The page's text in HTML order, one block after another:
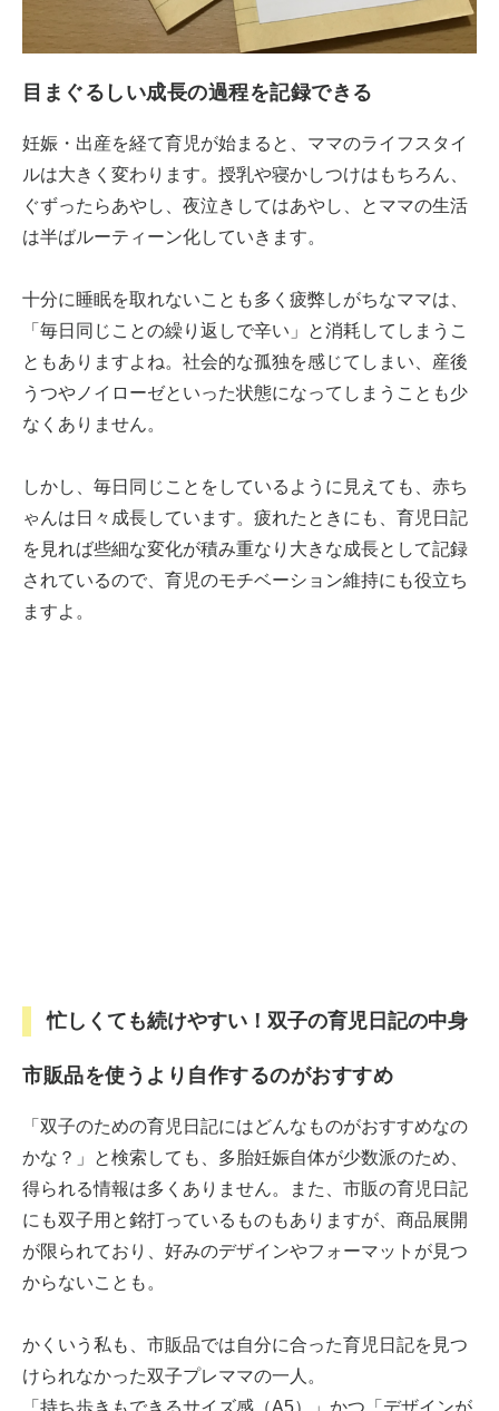
目まぐるしい成長の過程を記録できる
妊娠・出産を経て育児が始まると、ママのライフスタイ
ルは大きく変わります。授乳や寝かしつけはもちろん、
ぐずったらあやし、夜泣きしてはあやし、とママの生活
は半ばルーティーン化していきます。
十分に睡眠を取れないことも多く疲弊しがちなママは、
「毎日同じことの繰り返しで辛い」と消耗してしまうこ
ともありますよね。社会的な孤独を感じてしまい、産後
うつやノイローゼといった状態になってしまうことも少
なくありません。
しかし、毎日同じことをしているように見えても、赤ち
ゃんは日々成長しています。疲れたときにも、育児日記
を見れば些細な変化が積み重なり大きな成長として記録
されているので、育児のモチベーション維持にも役立ち
ますよ。
忙しくても続けやすい！双子の育児日記の中身
市販品を使うより自作するのがおすすめ
「双子のための育児日記にはどんなものがおすすめなの
かな？」と検索しても、多胎妊娠自体が少数派のため、
得られる情報は多くありません。また、市販の育児日記
にも双子用と銘打っているものもありますが、商品展開
が限られており、好みのデザインやフォーマットが見つ
からないことも。
かくいう私も、市販品では自分に合った育児日記を見つ
けられなかった双子プレママの一人。
「持ち歩きもできるサイズ感（A5）」かつ「デザインが